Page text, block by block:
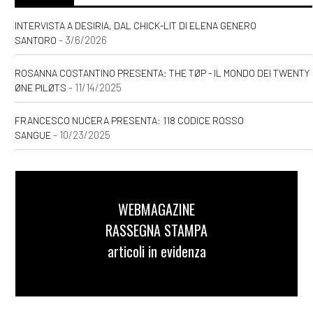
INTERVISTA A DESIRIA, DAL CHICK-LIT DI ELENA GENERO
SANTORO - 3/6/2026
ROSANNA COSTANTINO PRESENTA: THE TØP - IL MONDO DEI TWENTY
ØNE PILØTS - 11/14/2025
FRANCESCO NUCERA PRESENTA: 118 CODICE ROSSO
SANGUE- 10/23/2025
WEBMAGAZINE
RASSEGNA STAMPA
articoli in evidenza